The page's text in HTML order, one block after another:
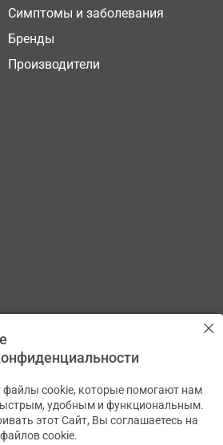
Симптомы и заболевания
Бренды
Производители
файлы cookie, которые помогают нам
удобным и функциональным.
этот Сайт, Вы соглашаетесь на
cookie.
✕